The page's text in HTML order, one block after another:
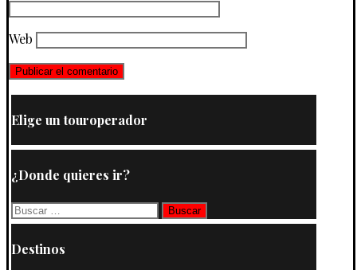
Web
Elige un touroperador
¿Donde quieres ir?
Buscar:
Destinos